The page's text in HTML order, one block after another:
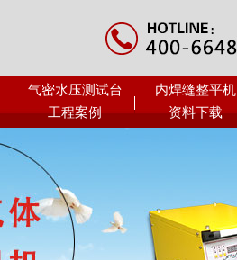
气密水压测试台
工程案例
内焊缝整平机
资料下载